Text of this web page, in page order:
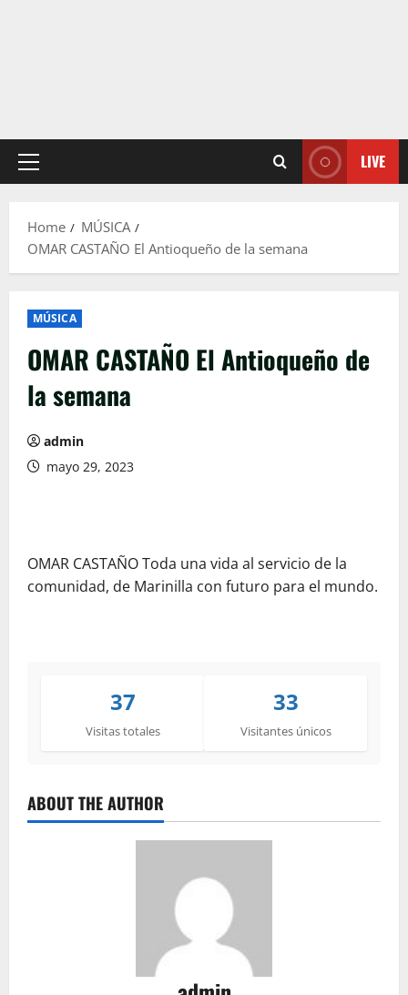
Primary
LIVE
Home
MÚSICA
OMAR CASTAÑO El Antioqueño de la semana
MÚSICA
OMAR CASTAÑO El Antioqueño de
la semana
admin
mayo 29, 2023
OMAR CASTAÑO Toda una vida al servicio de la
comunidad, de Marinilla con futuro para el mundo.
37
Visitas totales
33
Visitantes únicos
ABOUT THE AUTHOR